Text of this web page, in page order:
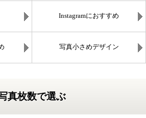
Instagramにおすすめ
写真小さめデザイン
真枚数で選ぶ